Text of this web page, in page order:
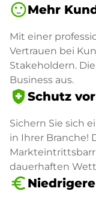
sentiment_satisfiedMehr
Mit einer
Vertrauen bei
Stakeholdern.
Business aus.
health_and_safety Schutz
Sichern Sie sich
in Ihrer Branche!
dauerhaften
euro_symbol